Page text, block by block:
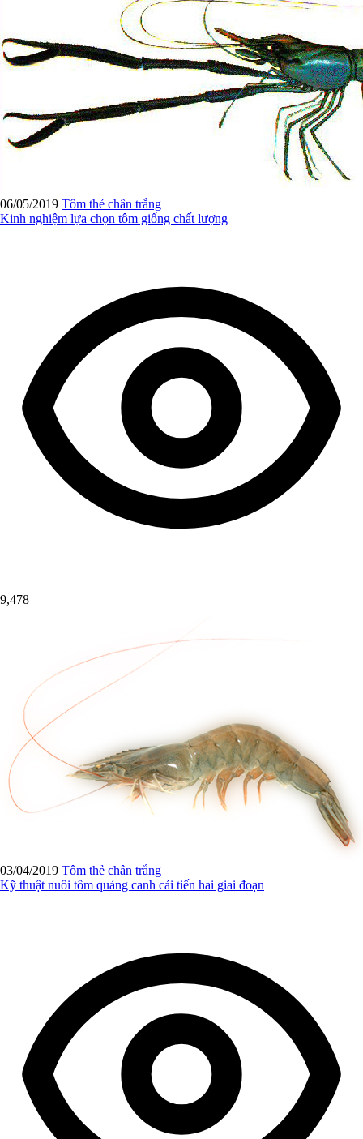
06/05/2019 Tôm thẻ chân trắng
Kinh nghiệm lựa chọn tôm giống chất lượng
9,478
03/04/2019 Tôm thẻ chân trắng
Kỹ thuật nuôi tôm quảng canh cải tiến hai giai đoạn